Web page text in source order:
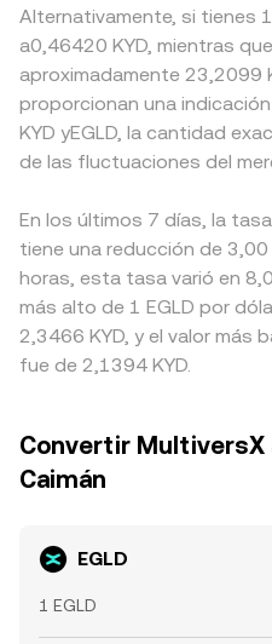
Alternativamente, si tienes
a0,46420 KYD, mientras
aproximadamente 23,2099
proporcionan una
KYD yEGLD, la cantidad
de las fluctuaciones del
En los últimos 7 días, la
tiene una reducción de
horas, esta tasa varió en
más alto de 1 EGLD por
2,3466 KYD, y el valor más
fue de 2,1394 KYD.
Convertir MultiversX
Caimán
EGLD
1 EGLD